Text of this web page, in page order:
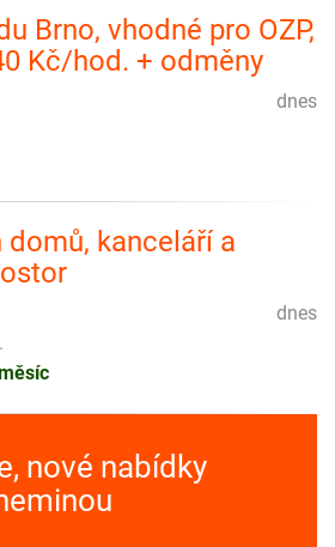
Brno, vhodné pro OZP,
Kč/hod. + odměny
dnes
kanceláří a
dnes
nové nabídky